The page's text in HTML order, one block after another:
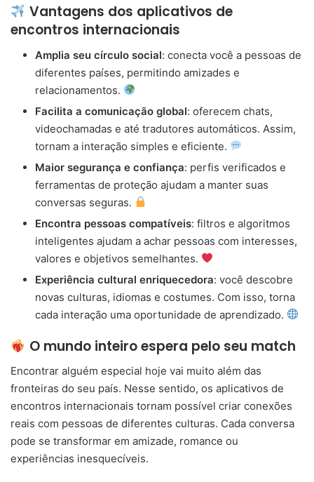
Vantagens dos aplicativos de
encontros internacionais
Amplia seu círculo social: conecta você a pessoas de
diferentes países, permitindo amizades e
relacionamentos.
Facilita a comunicação global: oferecem chats,
videochamadas e até tradutores automáticos. Assim,
tornam a interação simples e eficiente.
Maior segurança e confiança: perfis verificados e
ferramentas de proteção ajudam a manter suas
conversas seguras.
Encontra pessoas compatíveis: filtros e algoritmos
inteligentes ajudam a achar pessoas com interesses,
valores e objetivos semelhantes.
Experiência cultural enriquecedora: você descobre
novas culturas, idiomas e costumes. Com isso, torna
cada interação uma oportunidade de aprendizado.
O mundo inteiro espera pelo seu match
Encontrar alguém especial hoje vai muito além das
fronteiras do seu país. Nesse sentido, os aplicativos de
encontros internacionais tornam possível criar conexões
reais com pessoas de diferentes culturas. Cada conversa
pode se transformar em amizade, romance ou
experiências inesquecíveis.